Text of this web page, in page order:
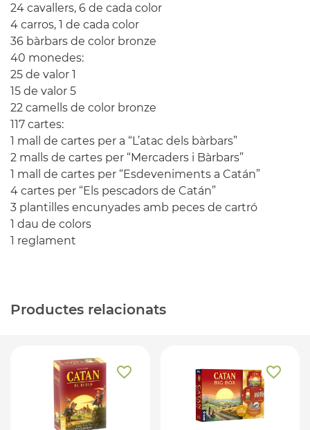
24 cavallers, 6 de cada color
4 carros, 1 de cada color
36 bàrbars de color bronze
40 monedes:
25 de valor 1
15 de valor 5
22 camells de color bronze
117 cartes:
1 mall de cartes per a “L’atac dels bàrbars”
2 malls de cartes per “Mercaders i Bàrbars”
1 mall de cartes per “Esdeveniments a Catán”
4 cartes per “Els pescadors de Catán”
3 plantilles encunyades amb peces de cartró
1 dau de colors
1 reglament
Productes relacionats